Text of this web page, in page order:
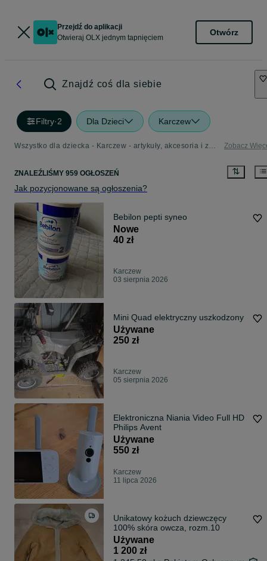
Przejdź do aplikacji
Otwieraj OLX jednym tapnięciem
Otwórz
Znajdź coś dla siebie
Filtry·2 Dla Dzieci Karczew
Wszystko dla dziecka - Karczew - artykuły, akcesoria i zabawki dla dzieci w Twojej okolicy Zobacz
ZNALEŹLIŚMY 959 OGŁOSZEŃ
Jak pozycjonowane są ogłoszenia?
Bebilon pepti syneo
Nowe
40 zł
Karczew
03 sierpnia 2026
Mini Quad elektryczny uszkodzony
Używane
250 zł
Karczew
05 sierpnia 2026
Elektroniczna Niania Video Full HD
Philips Avent
Używane
550 zł
Karczew
11 lipca 2026
Unikatowy kożuch dziewczęcy
100% skóra owcza, rozm.10
Używane
1 200 zł